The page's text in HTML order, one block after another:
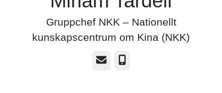
Gruppchef NKK – Nationellt
kunskapscentrum om Kina (NKK)
E-post